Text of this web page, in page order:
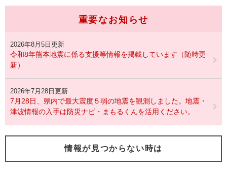
重要なお知らせ
2026年8月5日更新
令和8年熊本地震に係る支援等情報を掲載しています（随時更
新）
2026年7月28日更新
7月28日、県内で最大震度５弱の地震を観測しました。地震・
津波情報の入手は防災ナビ・まもるくんを活用ください。
情報が見つからない時は